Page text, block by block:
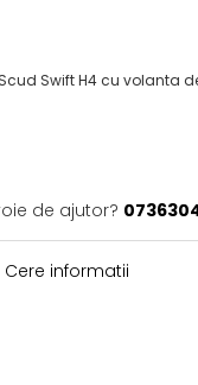
Swift H4 cu volanta
de ajutor?
Cere informatii